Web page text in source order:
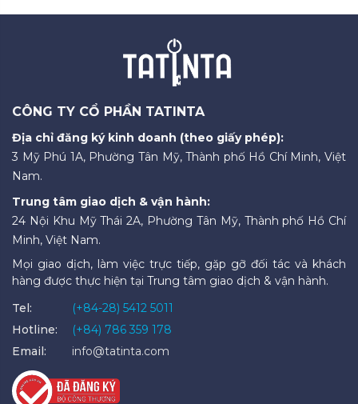
CÔNG TY CỔ PHẦN TATINTA
Địa chỉ đăng ký kinh doanh (theo giấy phép):
3 Mỹ Phú 1A, Phường Tân Mỹ, Thành phố Hồ Chí Minh, Việt
Nam.
Trung tâm giao dịch & vận hành:
24 Nội Khu Mỹ Thái 2A, Phường Tân Mỹ, Thành phố Hồ Chí
Minh, Việt Nam.
Mọi giao dịch, làm việc trực tiếp, gặp gỡ đối tác và khách
hàng được thực hiện tại Trung tâm giao dịch & vận hành.
Tel:
(+84-28) 5412 5011
Hotline:
(+84) 786 359 178
Email:
info@tatinta.com